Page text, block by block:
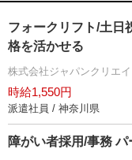
フォークリフト/土日
格を活かせる
株式会社ジャパンクリエ
時給1,550円
派遣社員 / 神奈川県
障がい者